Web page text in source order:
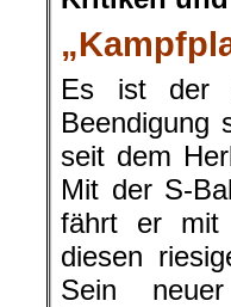
Es ist der
Beendigung
seit dem
Mit der S-
fährt er mit
diesen
Sein